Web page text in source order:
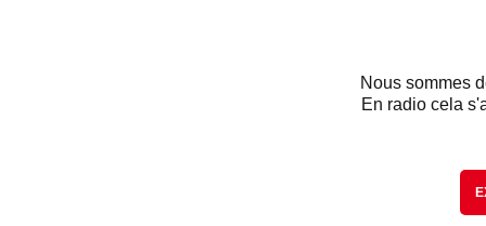
Nous sommes
En radio cela